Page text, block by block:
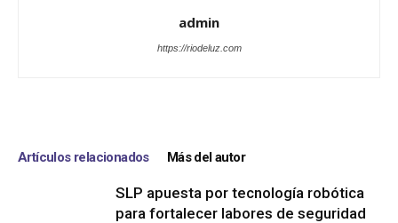
admin
https://riodeluz.com
Artículos relacionados Más del autor
SLP apuesta por tecnología robótica
para fortalecer labores de seguridad